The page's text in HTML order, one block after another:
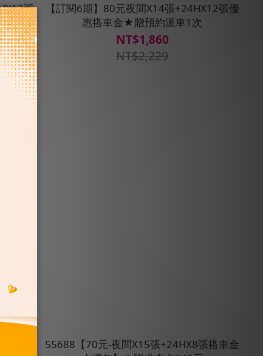
張
【訂閱6期】80元夜間X14張+24HX12張優
惠搭車金★贈預約派車1次
NT$1,860
NT$2,229
車金
55688【70元-夜間X15張+24HX8張搭車金